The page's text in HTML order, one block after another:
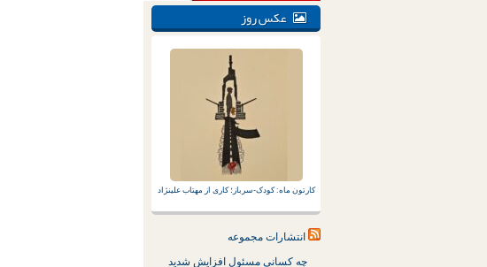
عکس روز
کارتون ماه: کودک-سرباز؛ کاری از مهتاب علینژاد
انتشارات مجموعه
چه کسانی مسئول افزایش شدید